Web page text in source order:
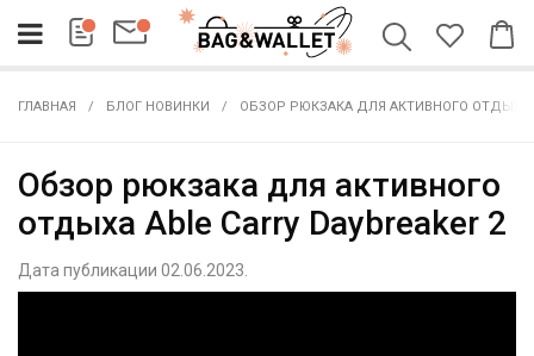
ГЛАВНАЯ БЛОГ НОВИНКИ ОБЗОР РЮКЗАКА ДЛЯ АКТИВНОГО ОТДЫХА
Обзор рюкзака для активного
отдыха Able Carry Daybreaker 2
Дата публикации 02.06.2023.